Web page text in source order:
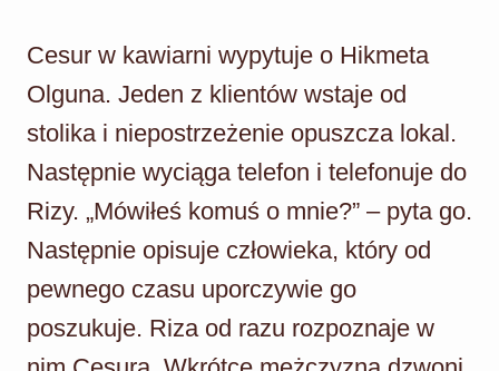
Cesur w kawiarni wypytuje o Hikmeta
Olguna. Jeden z klientów wstaje od
stolika i niepostrzeżenie opuszcza lokal.
Następnie wyciąga telefon i telefonuje do
Rizy. „Mówiłeś komuś o mnie?” – pyta go.
Następnie opisuje człowieka, który od
pewnego czasu uporczywie go
poszukuje. Riza od razu rozpoznaje w